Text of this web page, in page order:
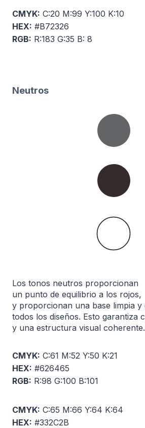
CMYK: C:20 M:99 Y:100 K:10
HEX: #B72326
RGB: R:183 G:35 B: 8
Neutros
Los tonos neutros proporcionan
un punto de equilibrio a los rojos,
y proporcionan una base limpia y
todos los diseños. Esto garantiza
y una estructura visual coherente.
CMYK: C:61 M:52 Y:50 K:21
HEX: #626465
RGB: R:98 G:100 B:101
CMYK: C:65 M:66 Y:64 K:64
HEX: #332C2B